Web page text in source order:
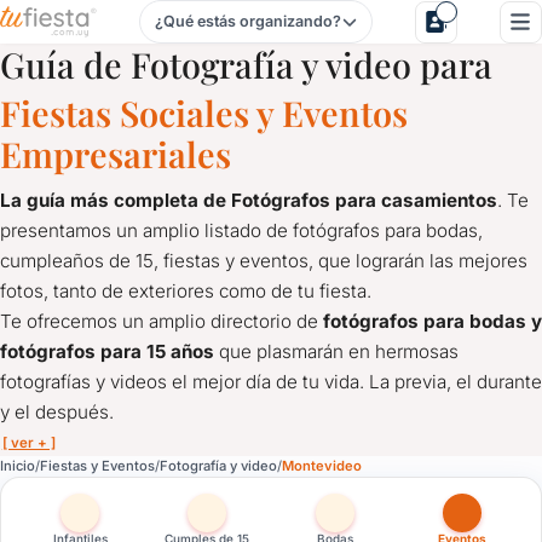
Fotografía y video para Fiestas y Eventos en Montevideo
¿Qué estás organizando?
Guía de Fotografía y video para
Fiestas Sociales y Eventos
Empresariales
La guía más completa de Fotógrafos para casamientos. Te
presentamos un amplio listado de fotógrafos para bodas,
cumpleaños de 15, fiestas y eventos, que lograrán las mejores
fotos, tanto de exteriores como de tu fiesta.
Te ofrecemos un amplio directorio de fotógrafos para bodas y
fotógrafos para 15 años que plasmarán en hermosas
fotografías y videos el mejor día de tu vida. La previa, el durante
y el después.
[ ver + ]
Inicio Fiestas y Eventos Fotografía y video Montevideo
Infantiles Cumples de 15 Bodas Eventos
Fotografía y video para Fiestas y Eventos en Montevideo
La guía más completa de Fotógrafos para casamientos
Te ofrecemos un amplio directorio defotógrafos para bodas